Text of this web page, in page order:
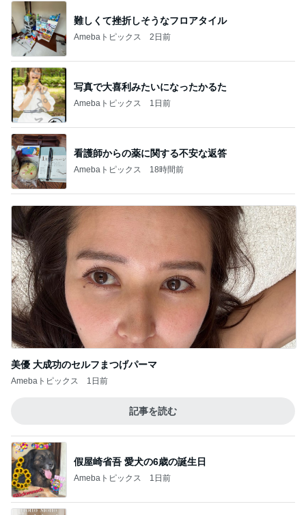
難しくて挫折しそうなフロアタイル
Amebaトピックス 2日前
写真で大喜利みたいになったかるた
Amebaトピックス 1日前
看護師からの薬に関する不安な返答
Amebaトピックス 18時間前
美優 大成功のセルフまつげパーマ
Amebaトピックス 1日前
記事を読む
假屋崎省吾 愛犬の6歳の誕生日
Amebaトピックス 1日前